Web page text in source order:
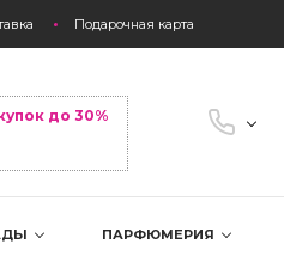
Подарочная карта
до 30%
ПАРФЮМЕРИЯ